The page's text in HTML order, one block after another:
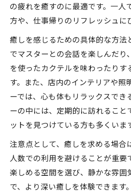
の疲れを癒すのに最適です。一人
方や、仕事帰りのリフレッシュに
癒しを感じるための具体的な方法
でマスターとの会話を楽しんだり
を使ったカクテルを味わったりす
す。また、店内のインテリアや照
ーでは、心も体もリラックスでき
ーの中には、定期的に訪れること
ットを見つけている方も多くいま
注意点として、癒しを求める場合
人数での利用を避けることが重要
楽しめる空間を選び、静かな雰囲
で、より深い癒しを体験できます。